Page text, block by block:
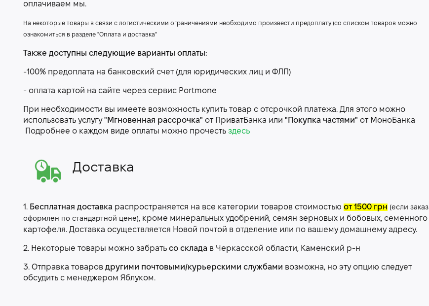
оплачиваем мы.
На некоторые товары в связи с логистическими ограничениями необходимо произвести предоплату (со списком товаров можно
ознакомиться в разделе "Оплата и доставка"
Также доступны следующие варианты оплаты:
-100% предоплата на банковский счет (для юридических лиц и ФЛП)
- оплата картой на сайте через сервис Portmone
При необходимости вы имеете возможность купить товар с отсрочкой платежа. Для этого можно
использовать услугу "Мгновенная рассрочка" от ПриватБанка или "Покупка частями" от МоноБанка
Подробнее о каждом виде оплаты можно прочесть здесь
Доставка
1. Бесплатная доставка распространяется на все категории товаров стоимостью от 1500 грн (если заказ
оформлен по стандартной цене), кроме минеральных удобрений, семян зерновых и бобовых, семенного
картофеля. Доставка осуществляется Новой почтой в отделение или по вашему домашнему адресу.
2. Некоторые товары можно забрать со склада в Черкасской области, Каменский р-н
3. Отправка товаров другими почтовыми/курьерскими службами возможна, но эту опцию следует
обсудить с менеджером Яблуком.